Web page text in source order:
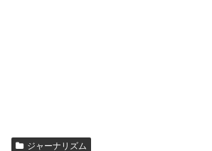
ジャーナリズム